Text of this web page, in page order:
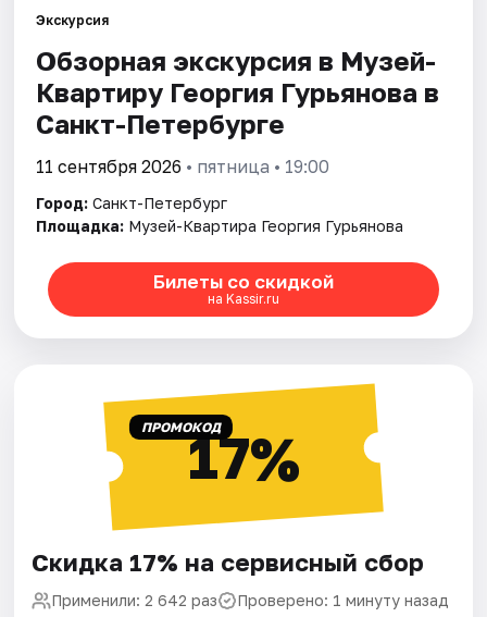
Города
Площадки
Артисты
Рейтинги
Экскурсия
Обзорная экскурсия в Музей-
Квартиру Георгия Гурьянова в
Санкт-Петербурге
11 сентября 2026 • пятница • 19:00
Город: Санкт-Петербург
Площадка: Музей-Квартира Георгия Гурьянова
Билеты со скидкой
на Kassir.ru
ПРОМОКОД17%
Скидка 17% на сервисный сбор
Применили: 2 642 раз Проверено: 1 минуту назад